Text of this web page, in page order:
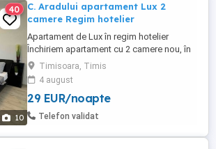
10
40
C. Aradului apartament Lux 2
camere Regim hotelier
Apartament de Lux în regim hotelier
Închiriem apartament cu 2 camere nou, în
bloc nou, zona Aradului aproape de Iulius
mall și Amazonia Parcare publică 1
dormitor cu pat dublu 2 persoane 1 living
cu canapea extensibila Pt 2 persoane 1
baie 1 bucătărie Complet mobilat utilat
Timisoara, Timis
4 august
29 EUR/noapte
Telefon validat